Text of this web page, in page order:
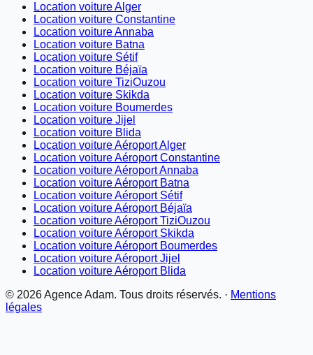
Location voiture Alger
Location voiture Constantine
Location voiture Annaba
Location voiture Batna
Location voiture Sétif
Location voiture Béjaïa
Location voiture TiziOuzou
Location voiture Skikda
Location voiture Boumerdes
Location voiture Jijel
Location voiture Blida
Location voiture Aéroport Alger
Location voiture Aéroport Constantine
Location voiture Aéroport Annaba
Location voiture Aéroport Batna
Location voiture Aéroport Sétif
Location voiture Aéroport Béjaïa
Location voiture Aéroport TiziOuzou
Location voiture Aéroport Skikda
Location voiture Aéroport Boumerdes
Location voiture Aéroport Jijel
Location voiture Aéroport Blida
© 2026Agence Adam. Tous droits réservés. · Mentions
légales